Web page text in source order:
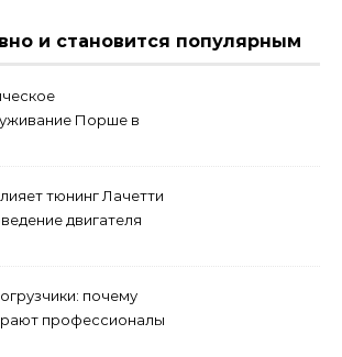
и становится популярным
Порше в
тюнинг Лачетти
двигателя
почему
профессионалы